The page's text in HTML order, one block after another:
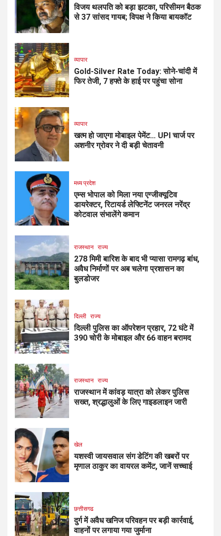
विजय थलपति को बड़ा झटका, परिसीमन बैठक
से 37 सांसद गायब; विपक्ष ने किया बायकॉट
व्यापार
Gold-Silver Rate Today: सोने-चांदी में
फिर तेजी, 7 हफ्ते के हाई पर पहुंचा सोना
व्यापार
खत्म हो जाएगा मोबाइल पेमेंट… UPI चार्ज पर
अशनीर ग्रोवर ने दी बड़ी चेतावनी
मध्य प्रदेश
एम्स भोपाल को मिला नया एग्जीक्यूटिव
डायरेक्टर, रिटायर्ड लेफ्टिनेंट जनरल नरेंद्र
कोटवाल संभालेंगे कमान
राजस्थान राज्य
278 मिमी बारिश के बाद भी प्यासा रामगढ़ बांध,
अवैध निर्माणों पर अब चलेगा प्रशासन का
बुलडोजर
दिल्ली राज्य
दिल्ली पुलिस का ऑपरेशन प्रहार, 72 घंटे में
390 चोरी के मोबाइल और 66 वाहन बरामद
राजस्थान राज्य
राजस्थान में कांवड़ यात्रा को लेकर पुलिस
सख्त, श्रद्धालुओं के लिए गाइडलाइन जारी
खेल
यशस्वी जायसवाल संग डेटिंग की खबरों पर
मृणाल ठाकुर का वायरल कमेंट, जानें सच्चाई
छत्तीसगढ
दुर्ग में अवैध खनिज परिवहन पर बड़ी कार्रवाई,
वाहनों पर लगाया गया जुर्माना